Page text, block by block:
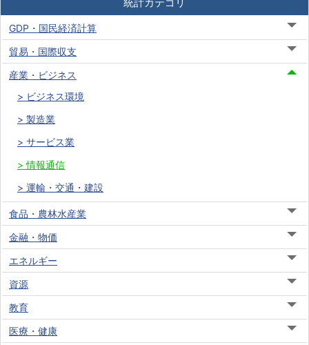
GDP・国民経済計算
貿易・国際収支
産業・ビジネス
ビジネス環境
製造業
サービス業
情報通信
運輸・交通・建設
食品・農林水産業
金融・物価
エネルギー
資源
教育
医療・健康